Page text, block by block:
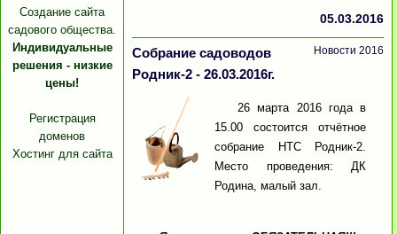
Создание сайта
садового общества.
Индивидуальные
решения - низкие
цены!
Регистрация
доменов
Хостинг для сайта
05.03.2016
Собрание садоводов
Родник-2 - 26.03.2016г.
Новости 2016
26 марта 2016 года в
15.00 состоится отчётное
собрание НТС Родник-2.
Место проведения: ДК
Родина, малый зал.